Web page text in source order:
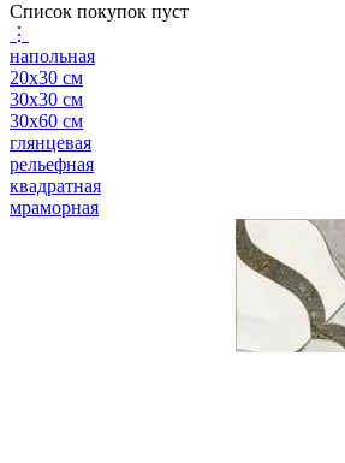
Список покупок пуст
⋮
напольная
20x30 см
30x30 см
30x60 см
глянцевая
рельефная
квадратная
мраморная